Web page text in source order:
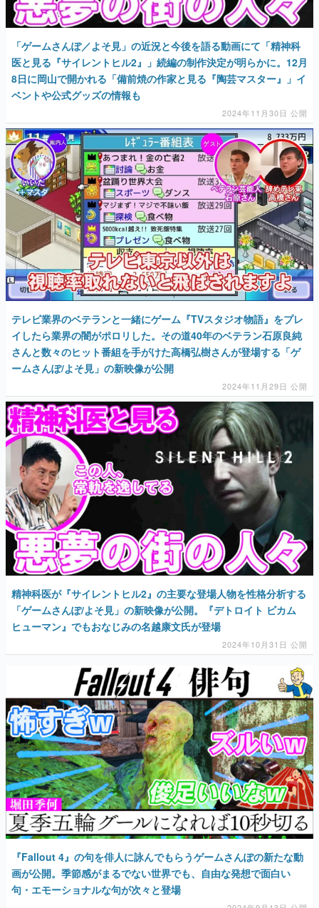
「ゲームさんぽ／よそ見」の近況と今後を語る動画にて「精神科
医と見る『サイレントヒル2』」続編の制作決定が明らかに。12月
8日に岡山で開かれる「備前焼の作家と見る『陶芸マスター』」イ
ベントや公式グッズの情報も
2024年11月30日 公開
テレビ業界のベテランと一緒にゲーム『TVスタジオ物語』をプレ
イしたら業界の闇がポロリした。その道40年のベテラン石原良純
さんと数々のヒット番組を手がけた高橋弘樹さんが登場する「ゲ
ームさんぽ/よそ見」の新映像が公開
2024年11月29日 公開
精神科医が『サイレントヒル2』の主要な登場人物を性格分析する
「ゲームさんぽ/よそ見」の新映像が公開。『デトロイト ビカム
ヒューマン』でもおなじみの名越康文氏が登場
2024年10月31日 公開
『Fallout 4』の句を俳人に詠んでもらうゲームさんぽの新たな動
画が公開。季節感がまるでない世界でも、自由な発想で面白い
句・エモーショナルな句が次々と登場